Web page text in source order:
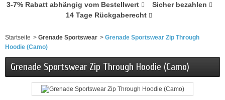
3-7% Rabatt abhängig vom Bestellwert
Sicher bezahlen
14 Tage Rückgaberecht
Startseite > Grenade Sportswear > Grenade Sportswear Zip Through
Hoodie (Camo)
Grenade Sportswear Zip Through Hoodie (Camo)